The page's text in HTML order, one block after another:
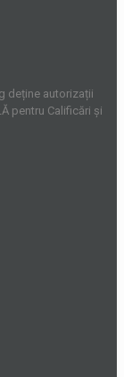
deține autorizații
pentru Calificări și